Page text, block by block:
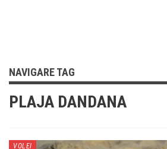
NAVIGARE TAG
PLAJA DANDANA
VOLEI